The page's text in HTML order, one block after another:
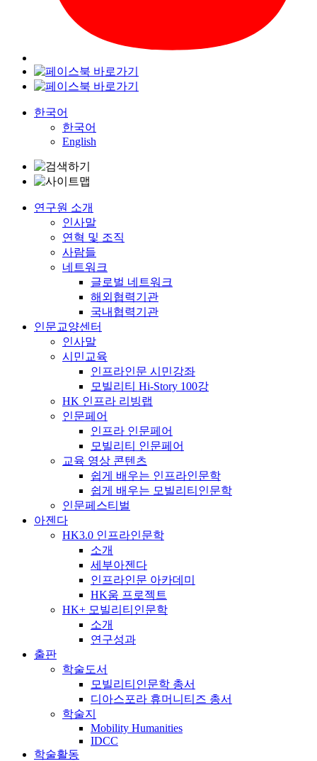
한국어
한국어
English
연구원 소개
인사말
연혁 및 조직
사람들
네트워크
글로벌 네트워크
해외협력기관
국내협력기관
인문교양센터
인사말
시민교육
인프라인문 시민강좌
모빌리티 Hi-Story 100강
HK 인프라 리빙랩
인문페어
인프라 인문페어
모빌리티 인문페어
교육 영상 콘텐츠
쉽게 배우는 인프라인문학
쉽게 배우는 모빌리티인문학
인문페스티벌
아젠다
HK3.0 인프라인문학
소개
세부아젠다
인프라인문 아카데미
HK움 프로젝트
HK+ 모빌리티인문학
소개
연구성과
출판
학술도서
모빌리티인문학 총서
디아스포라 휴머니티즈 총서
학술지
Mobility Humanities
IDCC
학술활동